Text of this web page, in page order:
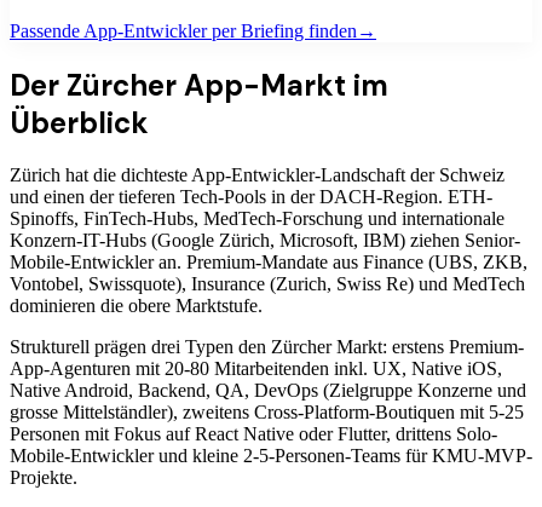
Passende App-Entwicklerper Briefing finden →
Der Zürcher App-Markt im
Überblick
Zürich hat die dichteste App-Entwickler-Landschaft der Schweiz
und einen der tieferen Tech-Pools in der DACH-Region. ETH-
Spinoffs, FinTech-Hubs, MedTech-Forschung und internationale
Konzern-IT-Hubs (Google Zürich, Microsoft, IBM) ziehen Senior-
Mobile-Entwickler an. Premium-Mandate aus Finance (UBS, ZKB,
Vontobel, Swissquote), Insurance (Zurich, Swiss Re) und MedTech
dominieren die obere Marktstufe.
Strukturell prägen drei Typen den Zürcher Markt: erstens Premium-
App-Agenturen mit 20-80 Mitarbeitenden inkl. UX, Native iOS,
Native Android, Backend, QA, DevOps (Zielgruppe Konzerne und
grosse Mittelständler), zweitens Cross-Platform-Boutiquen mit 5-25
Personen mit Fokus auf React Native oder Flutter, drittens Solo-
Mobile-Entwickler und kleine 2-5-Personen-Teams für KMU-MVP-
Projekte.